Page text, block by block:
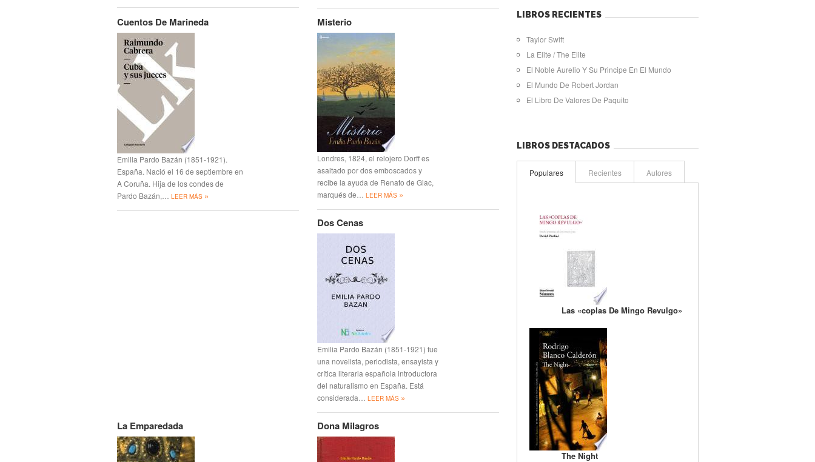
Cuentos De Marineda
Emilia Pardo Bazán (1851-1921).
España. Nació el 16 de septiembre en
A Coruña. Hija de los condes de
Pardo Bazán,…LEER MÁS »
Misterio
Londres, 1824, el relojero Dorff es
asaltado por dos emboscados y
recibe la ayuda de Renato de Giac,
marqués de…LEER MÁS »
Dos Cenas
Emilia Pardo Bazán (1851-1921) fue
una novelista, periodista, ensayista y
crítica literaria española introductora
del naturalismo en España. Está
considerada…LEER MÁS »
La Emparedada Dona Milagros
LIBROS RECIENTES
Taylor Swift
La Elite / The Elite
El Noble Aurelio Y Su Principe En El Mundo
El Mundo De Robert Jordan
El Libro De Valores De Paquito
LIBROS DESTACADOS
Populares Recientes Autores
Las «coplas De Mingo Revulgo»
The Night